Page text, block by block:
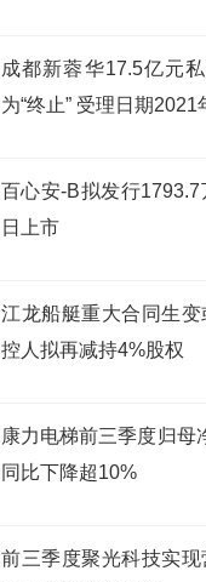
成都新蓉华17.5亿元
为“终止” 受理日期2021
百心安-B拟发行
日上市
江龙船艇重大合同生
控人拟再减持4%股权
康力电梯前三季度归母
同比下降超10%
前三季度聚光科技实